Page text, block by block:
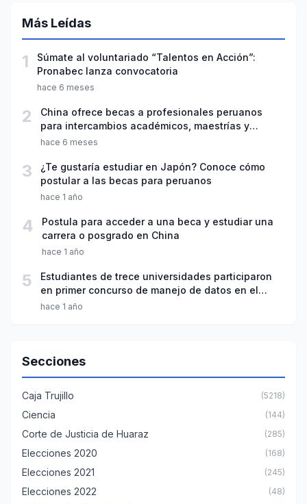
Más Leídas
1
Súmate al voluntariado “Talentos en Acción”:
Pronabec lanza convocatoria
hace 6 meses
2
China ofrece becas a profesionales peruanos
para intercambios académicos, maestrías y
doctorados
hace 6 meses
3
¿Te gustaría estudiar en Japón? Conoce cómo
postular a las becas para peruanos
hace 1 año
4
Postula para acceder a una beca y estudiar una
carrera o posgrado en China
hace 1 año
5
Estudiantes de trece universidades participaron
en primer concurso de manejo de datos en el
agua potable
hace 1 año
Secciones
Caja Trujillo (5218)
Ciencia (144)
Corte de Justicia de Huaraz (285)
Elecciones 2020 (168)
Elecciones 2021 (245)
Elecciones 2022 (48)